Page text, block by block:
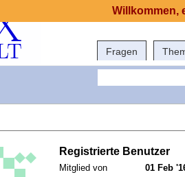
Fragen
Registrierte Benutzer
Mitglied von
01 Feb
Willkommen,